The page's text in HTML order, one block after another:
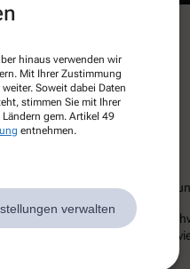
hinaus verwenden wir
Mit Ihrer Zustimmung
Soweit dabei Daten
stimmen Sie mit Ihrer
gem. Artikel 49
entnehmen.
verwalten
wissenschaftlicher
sehr groß. Dadurch ist es
hinter jeder Phytothek ein